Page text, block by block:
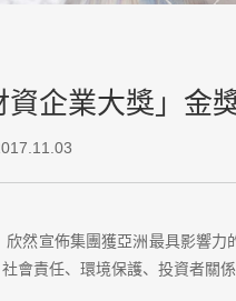
企業大獎」金
宣佈集團獲亞洲最具影響力
會責任、環境保護、投資者關係